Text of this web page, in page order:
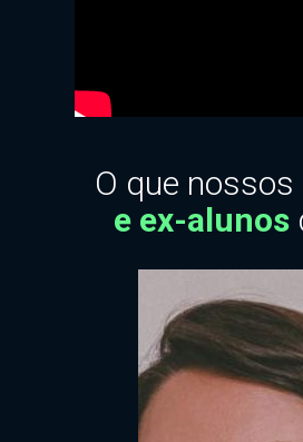
O que nossos
e ex-alunos